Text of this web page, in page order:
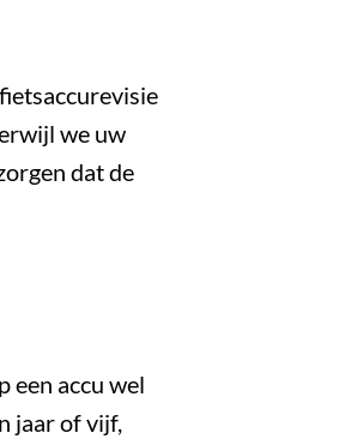
we uw
dat de
een accu wel
jaar of vijf,